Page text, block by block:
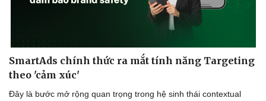
Nam khoa
Ăn sạch sống khỏe
SmartAds chính thức ra mắt tính năng Targeting
theo 'cảm xúc'
Đây là bước mở rộng quan trọng trong hệ sinh thái contextual